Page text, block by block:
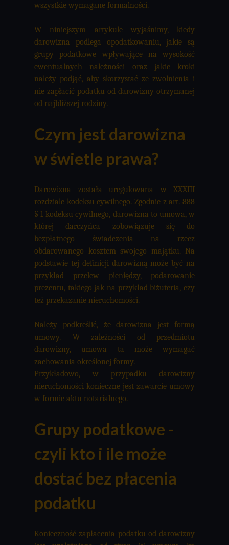
wszystkie wymagane formalności.
W niniejszym artykule wyjaśnimy, kiedy
darowizna podlega opodatkowaniu, jakie są
grupy podatkowe wpływające na wysokość
ewentualnych należności oraz jakie kroki
należy podjąć, aby skorzystać ze zwolnienia i
nie zapłacić podatku od darowizny otrzymanej
od najbliższej rodziny.
Czym jest darowizna
w świetle prawa?
Darowizna została uregulowana w XXXIII
rozdziale kodeksu cywilnego. Zgodnie z art. 888
§ 1 kodeksu cywilnego, darowizna to umowa, w
której darczyńca zobowiązuje się do
bezpłatnego świadczenia na rzecz
obdarowanego kosztem swojego majątku. Na
podstawie tej definicji darowizną może być na
przykład przelew pieniędzy, podarowanie
prezentu, takiego jak na przykład biżuteria, czy
też przekazanie nieruchomości.
Należy podkreślić, że darowizna jest formą
umowy. W zależności od przedmiotu
darowizny, umowa ta może wymagać
zachowania określonej formy.
Przykładowo, w przypadku darowizny
nieruchomości konieczne jest zawarcie umowy
w formie aktu notarialnego.
Grupy podatkowe -
czyli kto i ile może
dostać bez płacenia
podatku
Konieczność zapłacenia podatku od darowizny